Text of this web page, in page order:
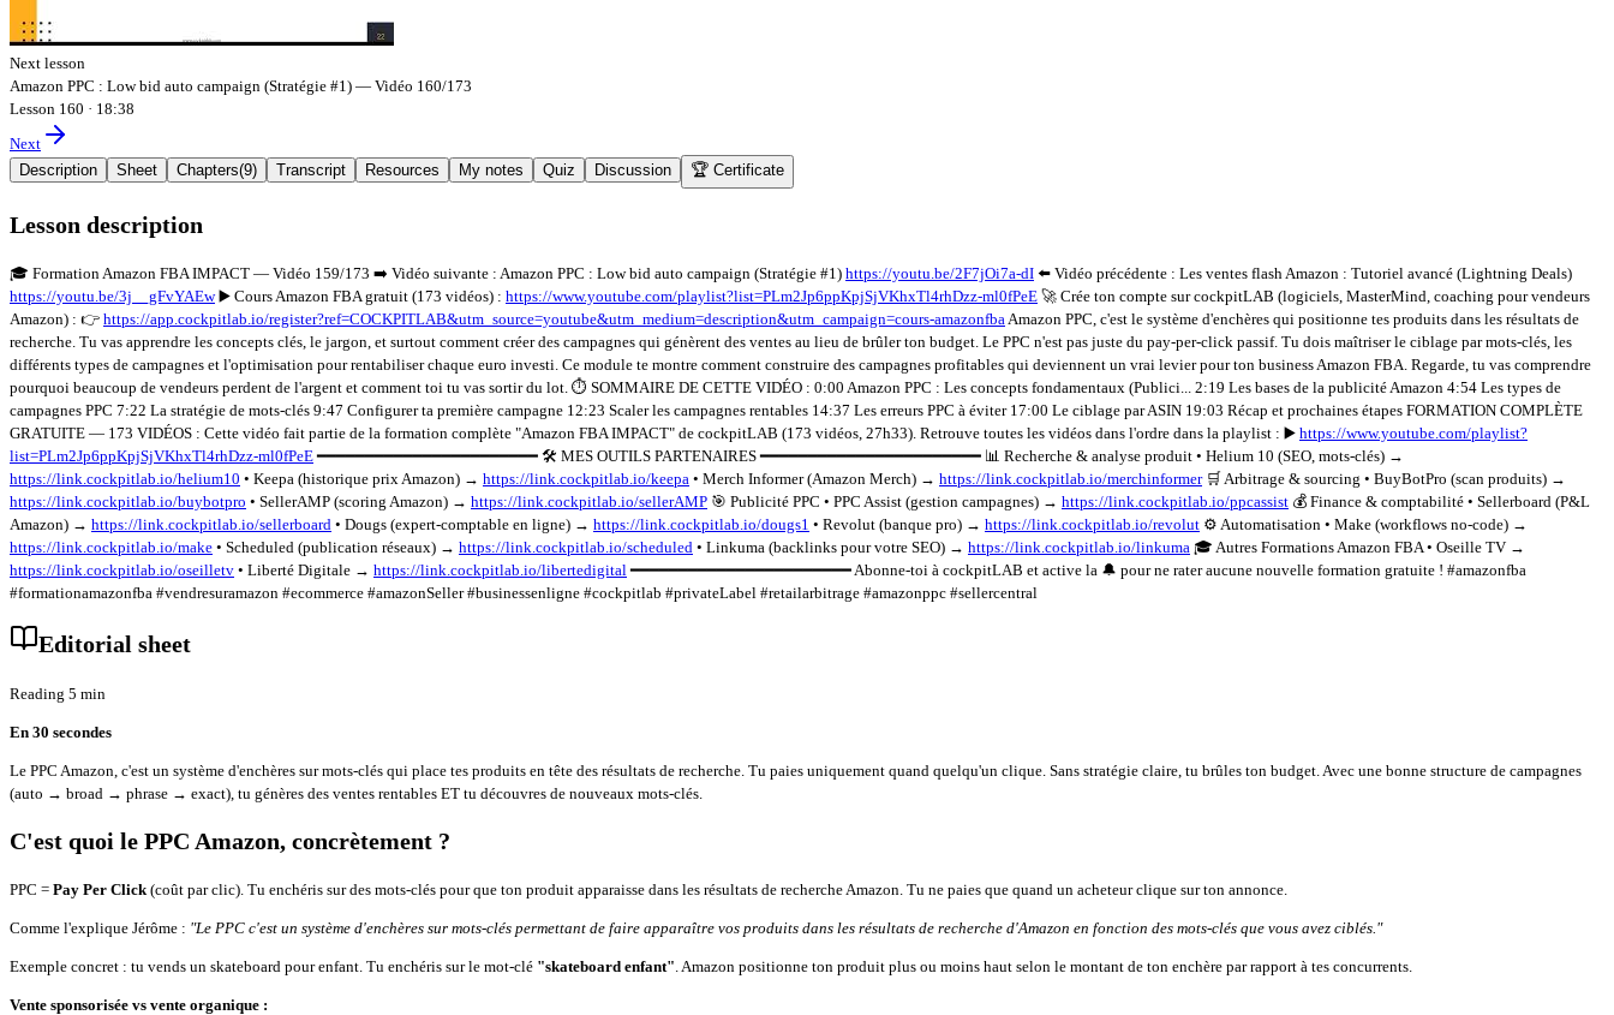
Next lesson
Amazon PPC : Low bid auto campaign (Stratégie #1) — Vidéo 160/173
Lesson 160 · 18:38
Next
Description
Sheet Chapters(9) Transcript Resources My notes Quiz Discussion 🏆 Certificate
Lesson description
🎓 Formation Amazon FBA IMPACT — Vidéo 159/173 ➡️ Vidéo suivante : Amazon PPC : Low bid auto campaign (Stratégie #1) https://youtu.be/2F7jOi7a-dI ⬅️ Vidéo précédente : Les ventes flash Amazon : Tutoriel avancé (Lightning Deals)
https://youtu.be/3j__gFvYAEw▶️ Cours Amazon FBA gratuit (173 vidéos) : https://www.youtube.com/playlist?list=PLm2Jp6ppKpjSjVKhxTl4rhDzz-ml0fPeE 🚀 Crée ton compte sur cockpitLAB (logiciels, MasterMind, coaching pour vendeurs
Amazon) : 👉 https://app.cockpitlab.io/register?ref=COCKPITLAB&utm_source=youtube&utm_medium=description&utm_campaign=cours-amazonfbaAmazon PPC, c'est le système d'enchères qui positionne tes produits dans les résultats de
recherche. Tu vas apprendre les concepts clés, le jargon, et surtout comment créer des campagnes qui génèrent des ventes au lieu de brûler ton budget. Le PPC n'est pas juste du pay-per-click passif. Tu dois maîtriser le ciblage par mots-clés, les
différents types de campagnes et l'optimisation pour rentabiliser chaque euro investi. Ce module te montre comment construire des campagnes profitables qui deviennent un vrai levier pour ton business Amazon FBA. Regarde, tu vas comprendre
pourquoi beaucoup de vendeurs perdent de l'argent et comment toi tu vas sortir du lot. ⏱️ SOMMAIRE DE CETTE VIDÉO : 0:00 Amazon PPC : Les concepts fondamentaux (Publici... 2:19 Les bases de la publicité Amazon 4:54 Les types de
campagnes PPC 7:22 La stratégie de mots-clés 9:47 Configurer ta première campagne 12:23 Scaler les campagnes rentables 14:37 Les erreurs PPC à éviter 17:00 Le ciblage par ASIN 19:03 Récap et prochaines étapes FORMATION COMPLÈTE
GRATUITE — 173 VIDÉOS : Cette vidéo fait partie de la formation complète "Amazon FBA IMPACT" de cockpitLAB (173 vidéos, 27h33). Retrouve toutes les vidéos dans l'ordre dans la playlist : ▶️ https://www.youtube.com/playlist?
list=PLm2Jp6ppKpjSjVKhxTl4rhDzz-ml0fPeE━━━━━━━━━━━━━━━━━━━━━━━ 🛠️ MES OUTILS PARTENAIRES ━━━━━━━━━━━━━━━━━━━━━━━ 📊 Recherche & analyse produit • Helium 10 (SEO, mots-clés) →
https://link.cockpitlab.io/helium10 • Keepa (historique prix Amazon) → https://link.cockpitlab.io/keepa • Merch Informer (Amazon Merch) → https://link.cockpitlab.io/merchinformer🛒 Arbitrage & sourcing • BuyBotPro (scan produits) →
https://link.cockpitlab.io/buybotpro • SellerAMP (scoring Amazon) → https://link.cockpitlab.io/sellerAMP 🎯 Publicité PPC • PPC Assist (gestion campagnes) → https://link.cockpitlab.io/ppcassist 💰 Finance & comptabilité • Sellerboard (P&L
Amazon) → https://link.cockpitlab.io/sellerboard • Dougs (expert-comptable en ligne) → https://link.cockpitlab.io/dougs1 • Revolut (banque pro) → https://link.cockpitlab.io/revolut ⚙️ Automatisation • Make (workflows no-code) →
https://link.cockpitlab.io/make • Scheduled (publication réseaux) → https://link.cockpitlab.io/scheduled • Linkuma (backlinks pour votre SEO) → https://link.cockpitlab.io/linkuma 🎓 Autres Formations Amazon FBA • Oseille TV →
https://link.cockpitlab.io/oseilletv • Liberté Digitale → https://link.cockpitlab.io/libertedigital━━━━━━━━━━━━━━━━━━━━━━━ Abonne-toi à cockpitLAB et active la 🔔 pour ne rater aucune nouvelle formation gratuite ! #amazonfba
#formationamazonfba #vendresuramazon #ecommerce #amazonSeller #businessenligne #cockpitlab #privateLabel #retailarbitrage #amazonppc #sellercentral
Editorial sheet
Reading 5 min
En 30 secondes
Le PPC Amazon, c'est un système d'enchères sur mots-clés qui place tes produits en tête des résultats de recherche. Tu paies uniquement quand quelqu'un clique. Sans stratégie claire, tu brûles ton budget. Avec une bonne structure de campagnes
(auto → broad → phrase → exact), tu génères des ventes rentables ET tu découvres de nouveaux mots-clés.
C'est quoi le PPC Amazon, concrètement ?
PPC = Pay Per Click (coût par clic). Tu enchéris sur des mots-clés pour que ton produit apparaisse dans les résultats de recherche Amazon. Tu ne paies que quand un acheteur clique sur ton annonce.
Comme l'explique Jérôme : "Le PPC c'est un système d'enchères sur mots-clés permettant de faire apparaître vos produits dans les résultats de recherche d'Amazon en fonction des mots-clés que vous avez ciblés."
Exemple concret : tu vends un skateboard pour enfant. Tu enchéris sur le mot-clé "skateboard enfant" . Amazon positionne ton produit plus ou moins haut selon le montant de ton enchère par rapport à tes concurrents.
Vente sponsorisée vs vente organique :